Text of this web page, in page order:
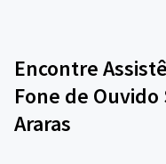
Encontre
Fone de
Araras